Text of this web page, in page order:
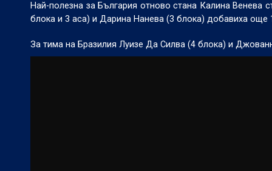
Най-полезна за България отново стана Калина Венева
блока и 3 аса) и Дарина Нанева (3 блока) добавиха още
За тима на Бразилия Луизе Да Силва (4 блока) и